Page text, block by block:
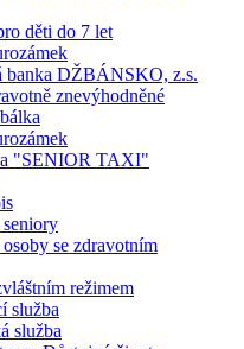
děti do 7 let
banka DŽBÁNSKO, z.s.
znevýhodněné
"SENIOR TAXI"
se zdravotním
režimem
služba
služba